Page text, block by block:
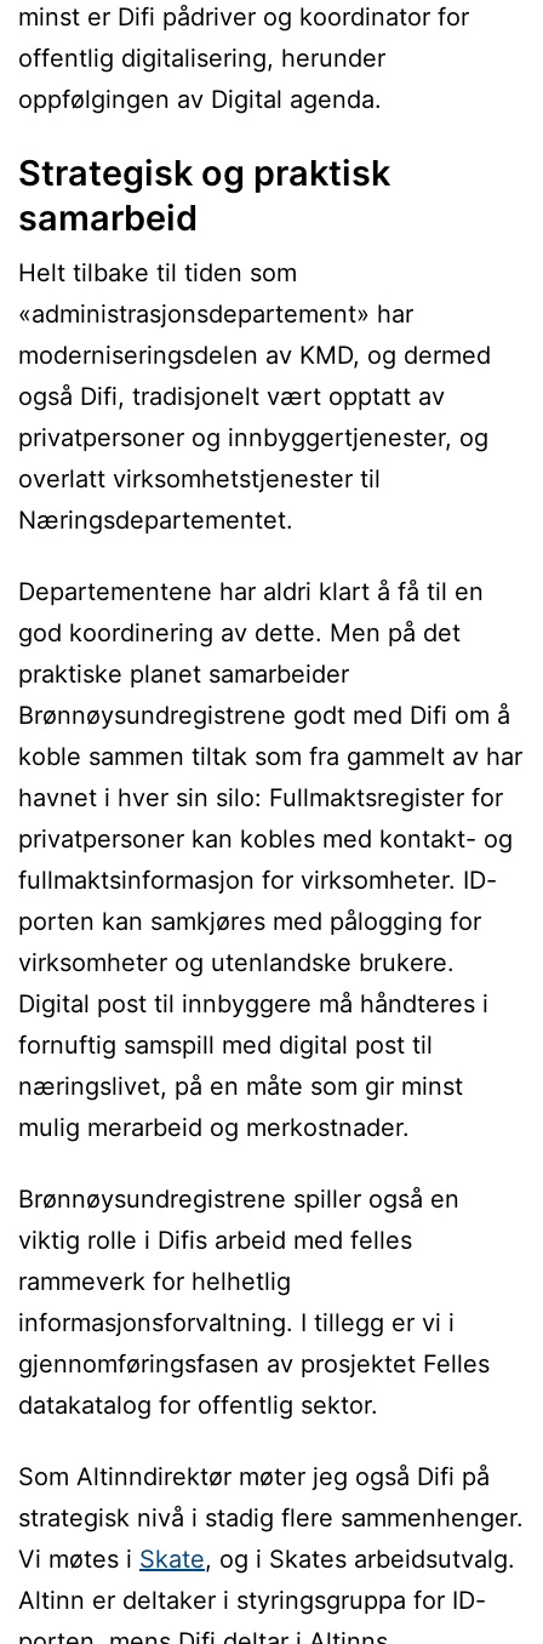
minst er Difi pådriver og koordinator for
offentlig digitalisering, herunder
oppfølgingen av Digital agenda.
Strategisk og praktisk
samarbeid
Helt tilbake til tiden som
«administrasjonsdepartement» har
moderniserings­delen av KMD, og dermed
også Difi, tradisjonelt vært opptatt av
privatpersoner og innbyggertjenester, og
overlatt virksomhetstjenester til
Næringsdepartementet.
Departementene har aldri klart å få til en
god koordinering av dette. Men på det
praktiske planet samarbeider
Brønnøysundregistrene godt med Difi om å
koble sammen tiltak som fra gammelt av har
havnet i hver sin silo: Fullmaktsregister for
privatpersoner kan kobles med kontakt- og
fullmakts­informasjon for virksomheter. ID-
porten kan samkjøres med pålogging for
virksomheter og utenlandske brukere.
Digital post til innbyggere må håndteres i
fornuftig samspill med digital post til
næringslivet, på en måte som gir minst
mulig merarbeid og merkostnader.
Brønnøysundregistrene spiller også en
viktig rolle i Difis arbeid med felles
rammeverk for helhetlig
informasjonsforvaltning. I tillegg er vi i
gjennomføringsfasen av prosjektet Felles
datakatalog for offentlig sektor.
Som Altinndirektør møter jeg også Difi på
strategisk nivå i stadig flere sammenhenger.
Vi møtes i Skate, og i Skates arbeidsutvalg.
Altinn er deltaker i styringsgruppa for ID-